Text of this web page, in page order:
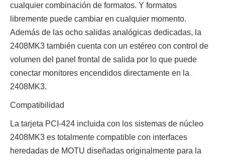
cualquier combinación de formatos. Y formatos
libremente puede cambiar en cualquier momento.
Además de las ocho salidas analógicas dedicadas, la
2408MK3 también cuenta con un estéreo con control de
volumen del panel frontal de salida por lo que puede
conectar monitores encendidos directamente en la
2408MK3.
Compatibilidad
La tarjeta PCI-424 incluida con los sistemas de núcleo
2408MK3 es totalmente compatible con interfaces
heredadas de MOTU diseñadas originalmente para la